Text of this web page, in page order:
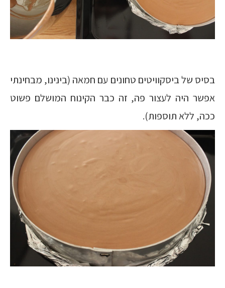
בסיס של ביסקוויטים טחונים עם חמאה (בינינו, מבחינתי
אפשר היה לעצור פה, זה כבר הקינוח המושלם פשוט
ככה, ללא תוספות).